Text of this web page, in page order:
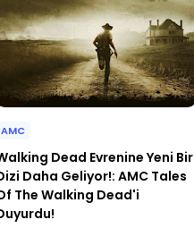
AMC
Dead Evrenine Yeni Bir
Daha Geliyor!: AMC Tales
The Walking Dead'i